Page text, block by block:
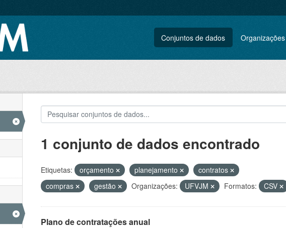
Conjuntos de dados Organizações
1 conjunto de dados encontrado
Etiquetas: orçamento planejamento
contratos
compras
gestão Organizações: UFVJM Formatos: CSV
Plano de contratações anual